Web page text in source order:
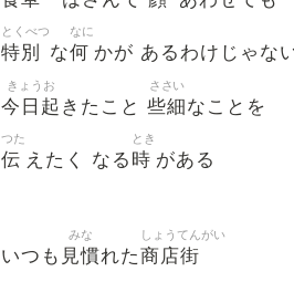
特別
とくべつ
な何
なに
かが あるわけじゃな
今日起
きょうお
きたこと 些細
ささい
なことを
伝
つた
えたく なる 時
とき
がある
いつも 見慣
みな
れた商店街
しょうてんがい